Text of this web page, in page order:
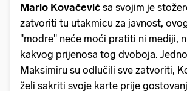
Mario Kovačević sa svojim je
zatvoriti tu utakmicu za javnost,
"modre" neće moći pratiti ni mediji,
kakvog prijenosa tog dvoboja.
Maksimiru su odlučili sve zatvoriti,
želi sakriti svoje karte prije